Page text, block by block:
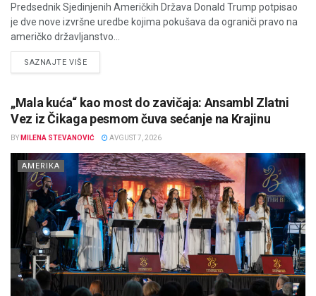
Predsednik Sjedinjenih Američkih Država Donald Trump potpisao
je dve nove izvršne uredbe kojima pokušava da ograniči pravo na
američko državljanstvo...
SAZNAJTE VIŠEDETAILS
„Mala kuća“ kao most do zavičaja: Ansambl Zlatni
Vez iz Čikaga pesmom čuva sećanje na Krajinu
BY MILENA STEVANOVIĆ AVGUST 7, 2026
AMERIKA